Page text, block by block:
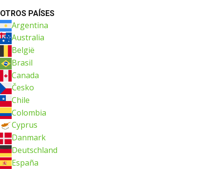
OTROS PAÍSES
Argentina
Australia
België
Brasil
Canada
Česko
Chile
Colombia
Cyprus
Danmark
Deutschland
España